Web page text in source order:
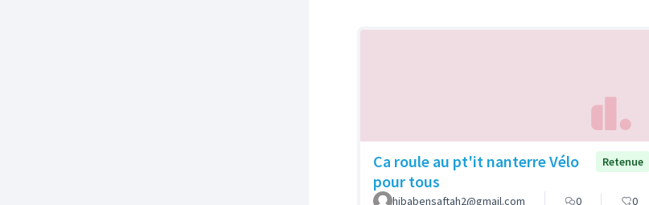
Ca roule au pt'it nanterre Vélo
pour tous
Retenue
hibabensaftah2@gmail.com 0 0